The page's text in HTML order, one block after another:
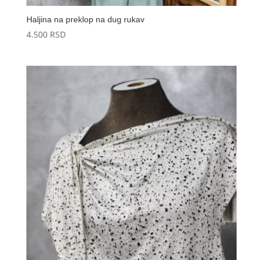
Haljina na preklop na dug rukav
4.500 RSD